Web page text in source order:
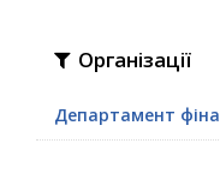
Організації
Департамент